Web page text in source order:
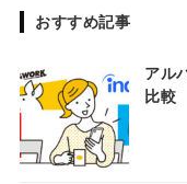
おすすめ記事
アル
比較